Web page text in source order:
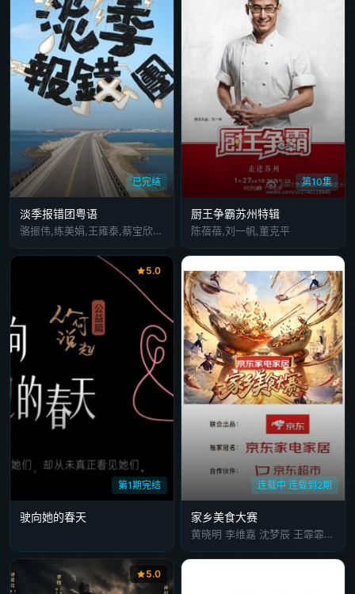
已完结
淡季报错团粤语
骆振伟,练美娟,王雍泰,蔡宝欣,樊沛珈
第10集
厨王争霸苏州特辑
陈蓓蓓,刘一帆,董克平
第1期完结
5.0
驶向她的春天
连载中 连载到2期
家乡美食大赛
黄晓明 李维嘉 沈梦辰 王霏霏 孟佳 金莎 孙丞潇 李斯丹妮 敖子逸 林述巍 董克平 侯玉瑞 徐萌 高文麒 曹雨 许菊云 朱诚心 兰桂均
5.0